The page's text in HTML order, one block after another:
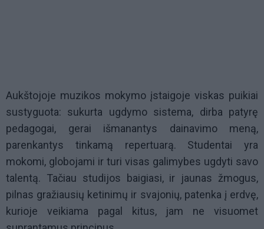
Aukštojoje muzikos mokymo įstaigoje viskas puikiai
sustyguota: sukurta ugdymo sistema, dirba patyrę
pedagogai, gerai išmanantys dainavimo meną,
parenkantys tinkamą repertuarą. Studentai yra
mokomi, globojami ir turi visas galimybes ugdyti savo
talentą. Tačiau studijos baigiasi, ir jaunas žmogus,
pilnas gražiausių ketinimų ir svajonių, patenka į erdvę,
kurioje veikiama pagal kitus, jam ne visuomet